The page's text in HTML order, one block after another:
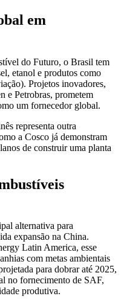
em
do Futuro, o Brasil tem
etanol e produtos como
Projetos inovadores,
e Petrobras, prometem
um fornecedor global.
representa outra
a Cosco já demonstram
de construir uma planta
alternativa para
expansão na China.
Latin America, esse
com metas ambientais
para dobrar até 2025,
no fornecimento de SAF,
produtiva.